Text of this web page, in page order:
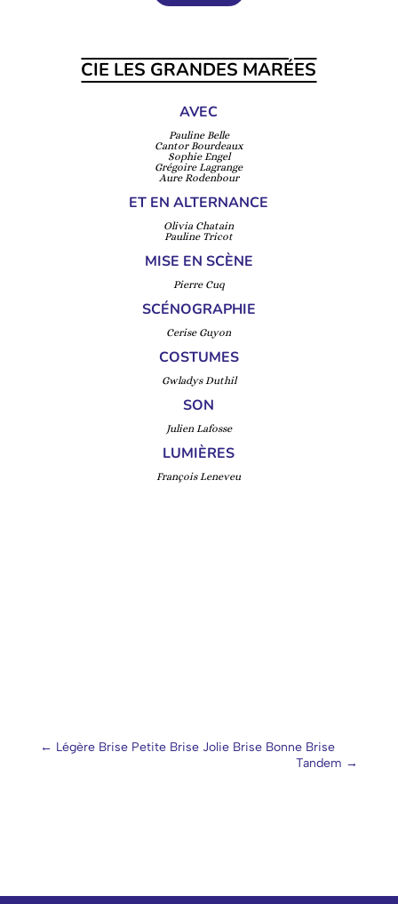
CIE LES GRANDES MARÉES
AVEC
Pauline Belle
Cantor Bourdeaux
Sophie Engel
Grégoire Lagrange
Aure Rodenbour
ET EN ALTERNANCE
Olivia Chatain
Pauline Tricot
MISE EN SCÈNE
Pierre Cuq
SCÉNOGRAPHIE
Cerise Guyon
COSTUMES
Gwladys Duthil
SON
Julien Lafosse
LUMIÈRES
François Leneveu
← Légère Brise Petite Brise Jolie Brise Bonne Brise
Tandem →